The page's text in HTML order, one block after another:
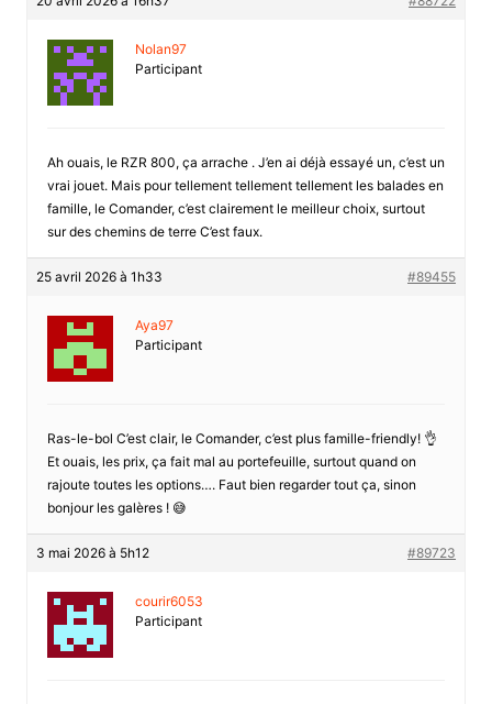
Nolan97
Participant
Ah ouais, le RZR 800, ça arrache . J’en ai déjà essayé un, c’est un
vrai jouet. Mais pour tellement tellement tellement les balades en
famille, le Comander, c’est clairement le meilleur choix, surtout
sur des chemins de terre C’est faux.
25 avril 2026 à 1h33 #89455
Aya97
Participant
Ras-le-bol C’est clair, le Comander, c’est plus famille-friendly! 👌
Et ouais, les prix, ça fait mal au portefeuille, surtout quand on
rajoute toutes les options…. Faut bien regarder tout ça, sinon
bonjour les galères ! 😅
3 mai 2026 à 5h12 #89723
courir6053
Participant